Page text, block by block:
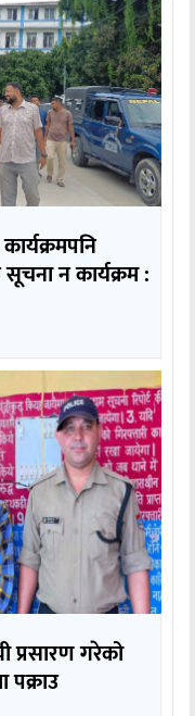
न कार्यक्रम :
प्रसारण गरेको
पक्राउ